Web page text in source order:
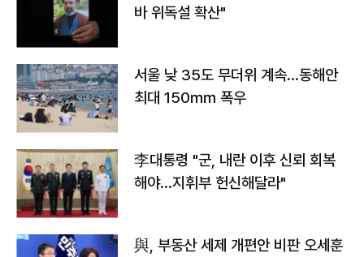
바 위독설 확산"
서울 낮 35도 무더위 계속…동해안
최대 150㎜ 폭우
李대통령 "군, 내란 이후 신뢰 회복
해야…지휘부 헌신해달라"
與, 부동산 세제 개편안 비판 오세훈